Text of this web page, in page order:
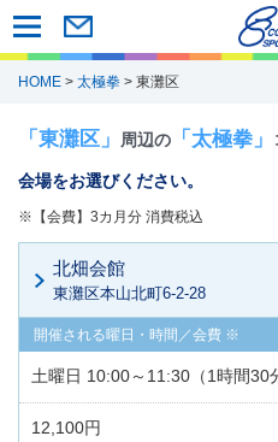
HOME > 太極拳 > 東灘区
「東灘区」 周辺の 「太極拳」
会場をお選びください。
※【会費】3カ月分 消費税込
北畑会館
東灘区本山北町6-2-28
土曜日 10:00～11:30（1時間30
12,100円